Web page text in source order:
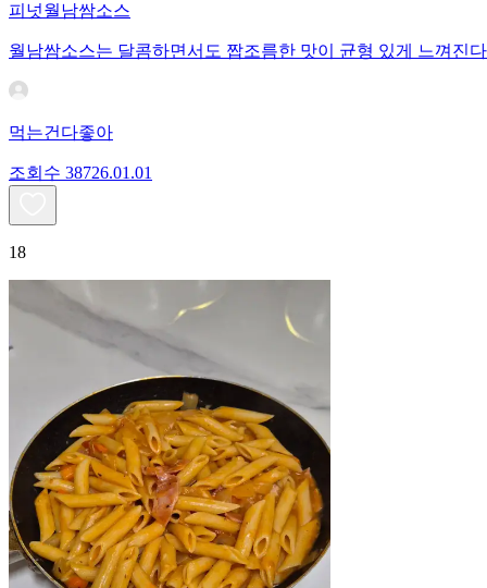
피넛월남쌈소스
월남쌈소스는 달콤하면서도 짭조름한 맛이 균형 있게 느껴진
먹는건다좋아
조회수 38726.01.01
18